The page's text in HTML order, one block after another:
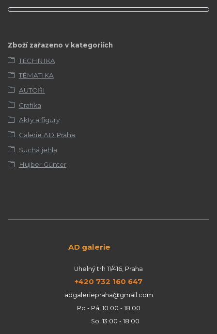
Zboží zařazeno v kategoriích
TECHNIKA
TÉMATIKA
AUTOŘI
Grafika
Akty a figury
Galerie AD Praha
Suchá jehla
Hujber Günter
AD galerie
Uhelný trh 11/416, Praha
+420 732 160 647
adgaleriepraha@gmail.com
Po - Pá: 10:00 - 18:00
So: 13:00 - 18:00